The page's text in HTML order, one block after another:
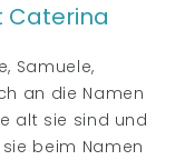
Caterina
Samuele,
an die Namen
alt sie sind und
beim Namen